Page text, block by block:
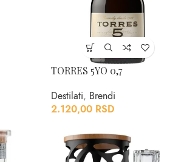
TORRES 5YO 0,7
Destilati, Brendi
2.120,00 RSD